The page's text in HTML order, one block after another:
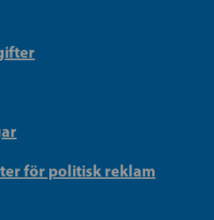
för politisk reklam